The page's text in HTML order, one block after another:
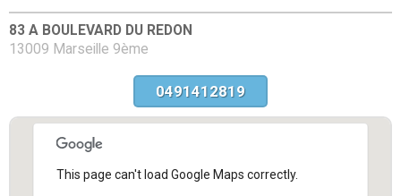
83 A BOULEVARD DU REDON
13009 Marseille 9ème
0491412819
This page can't load Google Maps correctly.